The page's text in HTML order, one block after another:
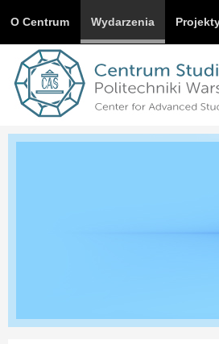
O Centrum Wydarzenia